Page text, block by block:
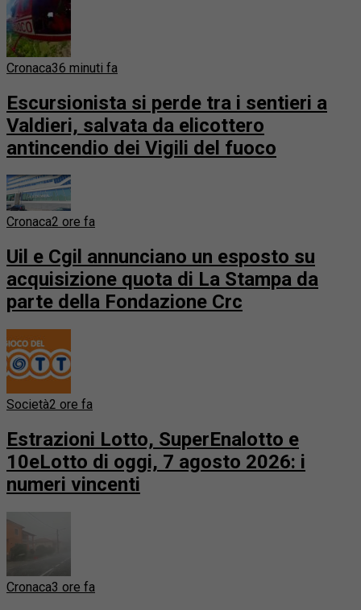
Cronaca36 minuti fa
Escursionista si perde tra i sentieri a
Valdieri, salvata da elicottero
antincendio dei Vigili del fuoco
Cronaca2 ore fa
Uil e Cgil annunciano un esposto su
acquisizione quota di La Stampa da
parte della Fondazione Crc
Società2 ore fa
Estrazioni Lotto, SuperEnalotto e
10eLotto di oggi, 7 agosto 2026: i
numeri vincenti
Cronaca3 ore fa